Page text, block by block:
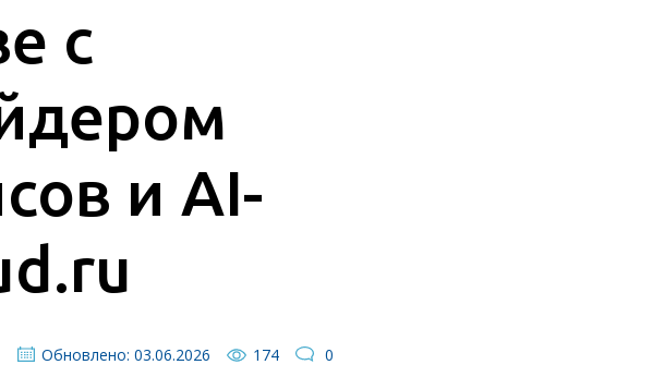
с
и AI-
Обновлено: 03.06.2026 174 0